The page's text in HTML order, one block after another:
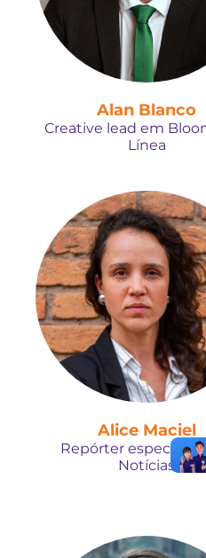
Alan Blanco
Creative lead em
Línea
Alice Maciel
Repórter especial
Notícias